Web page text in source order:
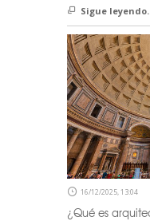
Sigue
16/12/2025, 13:04
¿Qué es